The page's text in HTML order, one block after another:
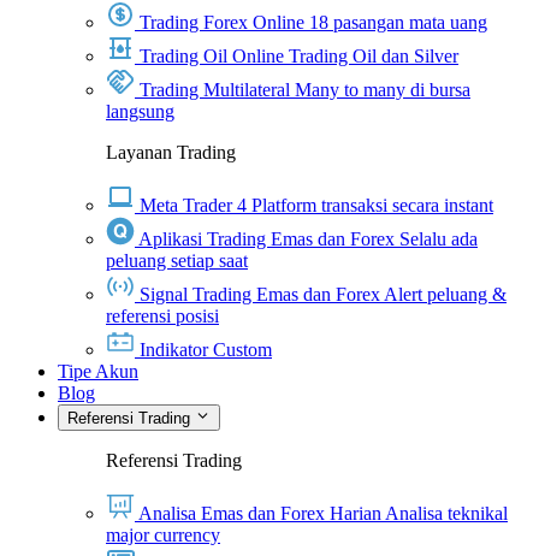
Trading Forex Online 18 pasangan mata uang
Trading Oil Online Trading Oil dan Silver
Trading Multilateral Many to many di bursa
langsung
Layanan Trading
Meta Trader 4 Platform transaksi secara instant
Aplikasi Trading Emas dan Forex Selalu ada
peluang setiap saat
Signal Trading Emas dan Forex Alert peluang &
referensi posisi
Indikator Custom
Tipe Akun
Blog
Referensi Trading
Referensi Trading
Analisa Emas dan Forex Harian Analisa teknikal
major currency